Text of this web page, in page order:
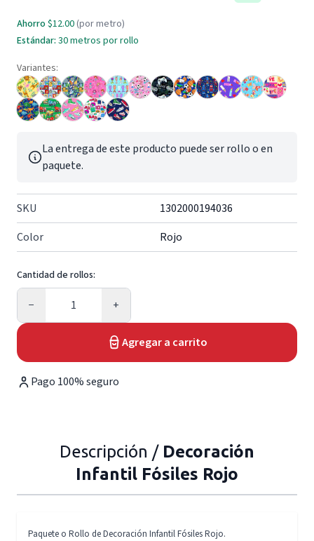
Ahorro $12.00 (por metro)
Estándar: 30 metros por rollo
Variantes:
La entrega de este producto puede ser rollo o en
paquete.
SKU
1302000194036
Color
Rojo
Cantidad de rollos:
−
Cantidad
+
Agregar a carrito
Pago 100% seguro
Descripción / Decoración
Infantil Fósiles Rojo
Paquete o Rollo de Decoración Infantil Fósiles Rojo.